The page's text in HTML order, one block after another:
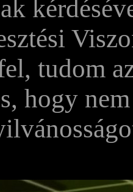
tudom
hogy